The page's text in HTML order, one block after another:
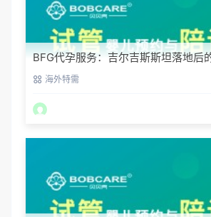
BFG代孕服务：吉尔吉斯斯坦落地后
排 海外特需